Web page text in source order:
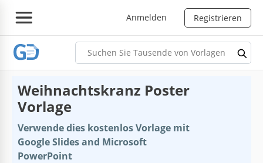
Anmelden Registrieren
Weihnachtskranz Poster
Vorlage
Verwende dies kostenlos Vorlage mit
Google Slides and Microsoft
PowerPoint